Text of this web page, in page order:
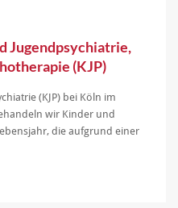
Jugendpsychiatrie,
(KJP)
(KJP) bei Köln im
wir Kinder und
die aufgrund einer